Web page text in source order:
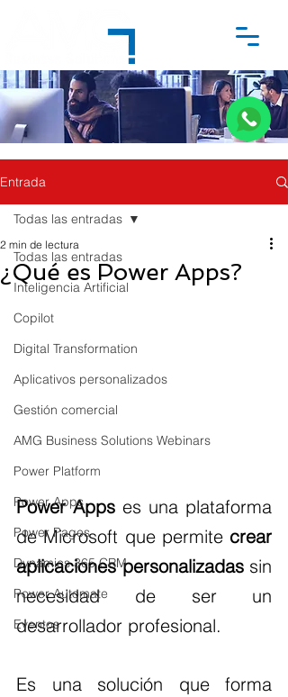
Entrada
Todas las entradas
Inteligencia Artificial
Copilot
Digital Transformation
Aplicativos personalizados
Gestión comercial
AMG Business Solutions Webinars
Power Platform
Power Apps
Power Pages
Dynamics 365 CRM
Power Automate
Eventos
Todas las entradas
¿Qué es Power Apps?
2 min de lectura
Power Apps es una plataforma
de Microsoft que permite crear
aplicaciones personalizadas sin
necesidad de ser un
desarrollador profesional.
Es una solución que forma